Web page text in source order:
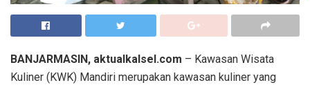
BANJARMASIN, aktualkalsel.com – Kawasan Wisata
Kuliner (KWK) Mandiri merupakan kawasan kuliner yang